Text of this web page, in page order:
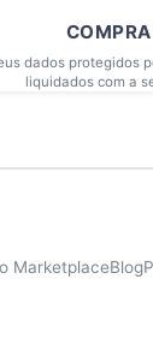
dados protegidos
liquidados com a
MarketplaceBlog